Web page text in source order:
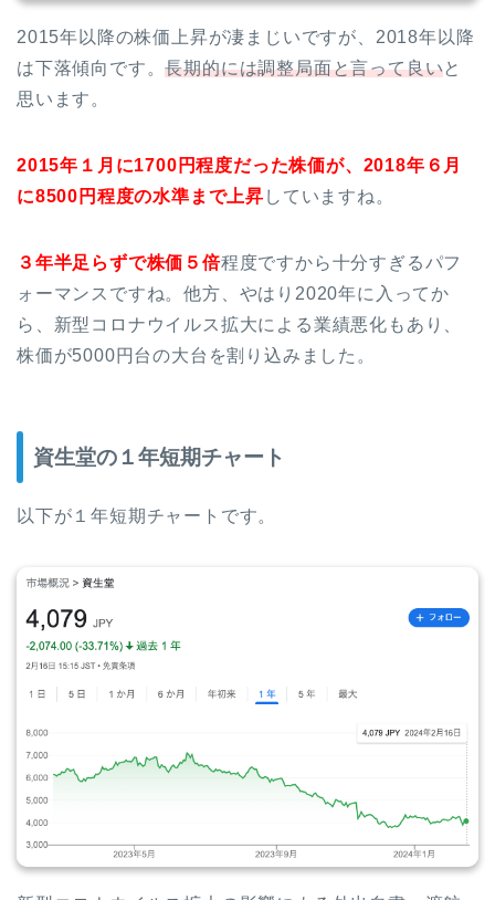
2015年以降の株価上昇が凄まじいですが、2018年以降
は下落傾向です。長期的には調整局面と言って良いと
思います。
2015年１月に1700円程度だった株価が、2018年６月
に8500円程度の水準まで上昇 していますね。
３年半足らずで株価５倍程度ですから十分すぎるパフ
ォーマンスですね。他方、やはり2020年に入ってか
ら、新型コロナウイルス拡大による業績悪化もあり、
株価が5000円台の大台を割り込みました。
資生堂の１年短期チャート
以下が１年短期チャートです。